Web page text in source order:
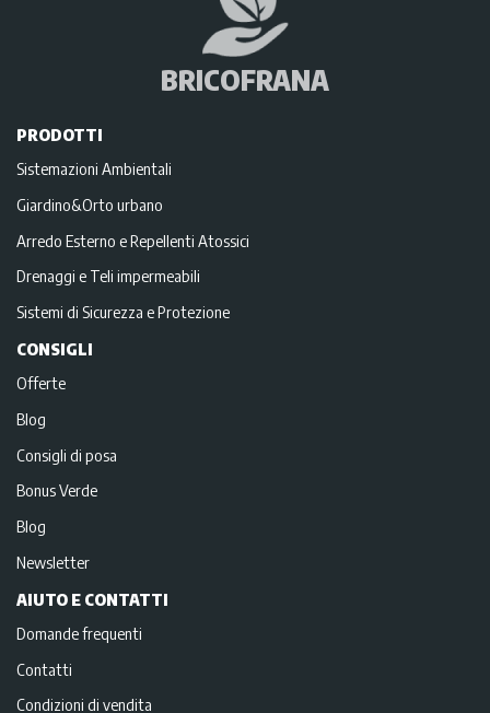
BRICOFRANA
PRODOTTI
Sistemazioni Ambientali
Giardino&Orto urbano
Arredo Esterno e Repellenti Atossici
Drenaggi e Teli impermeabili
Sistemi di Sicurezza e Protezione
CONSIGLI
Offerte
Blog
Consigli di posa
Bonus Verde
Blog
Newsletter
AIUTO E CONTATTI
Domande frequenti
Contatti
Condizioni di vendita